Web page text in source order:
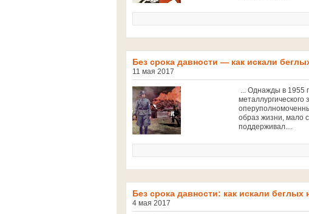
Без срока давности — как искали
11 мая 2017
... Однажды в 1955
образ жизни, мало
поддерживал....
Без срока давности: как искали беглых
4 мая 2017